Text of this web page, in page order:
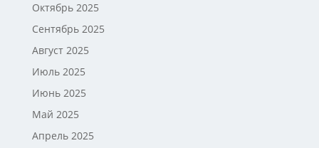
Октябрь 2025
Сентябрь 2025
Август 2025
Июль 2025
Июнь 2025
Май 2025
Апрель 2025